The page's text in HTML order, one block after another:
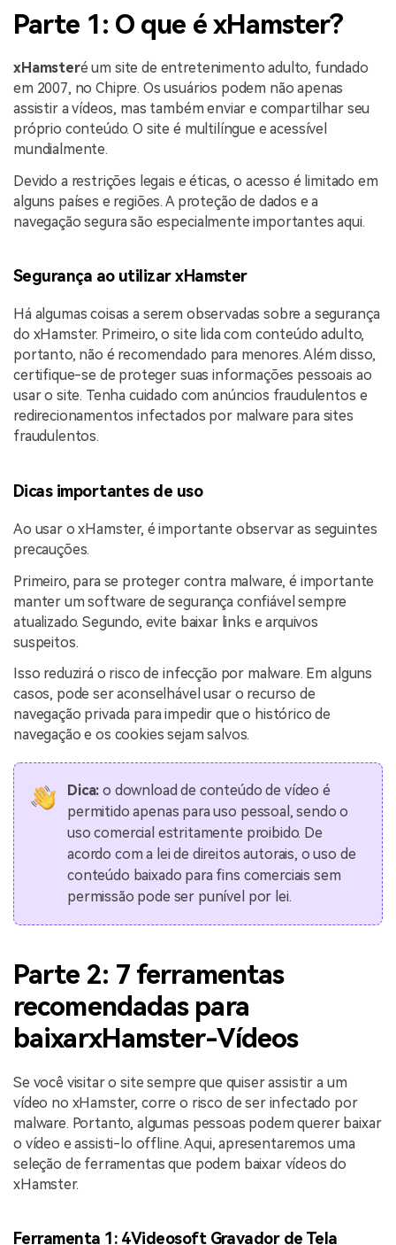
Parte 1: O que é xHamster?
xHamsteré um site de entretenimento adulto, fundado
em 2007, no Chipre. Os usuários podem não apenas
assistir a vídeos, mas também enviar e compartilhar seu
próprio conteúdo. O site é multilíngue e acessível
mundialmente.
Devido a restrições legais e éticas, o acesso é limitado em
alguns países e regiões. A proteção de dados e a
navegação segura são especialmente importantes aqui.
Segurança ao utilizarxHamster
Há algumas coisas a serem observadas sobre a segurança
do xHamster. Primeiro, o site lida com conteúdo adulto,
portanto, não é recomendado para menores. Além disso,
certifique-se de proteger suas informações pessoais ao
usar o site. Tenha cuidado com anúncios fraudulentos e
redirecionamentos infectados por malware para sites
fraudulentos.
Dicas importantes de uso
Ao usar o xHamster, é importante observar as seguintes
precauções.
Primeiro, para se proteger contra malware, é importante
manter um software de segurança confiável sempre
atualizado. Segundo, evite baixar links e arquivos
suspeitos.
Isso reduzirá o risco de infecção por malware. Em alguns
casos, pode ser aconselhável usar o recurso de
navegação privada para impedir que o histórico de
navegação e os cookies sejam salvos.
Dica: o download de conteúdo de vídeo é
permitido apenas para uso pessoal, sendo o
uso comercial estritamente proibido. De
acordo com a lei de direitos autorais, o uso de
conteúdo baixado para fins comerciais sem
permissão pode ser punível por lei.
Parte 2: 7 ferramentas
recomendadas para
baixarxHamster-Vídeos
Se você visitar o site sempre que quiser assistir a um
vídeo no xHamster, corre o risco de ser infectado por
malware. Portanto, algumas pessoas podem querer baixar
o vídeo e assisti-lo offline. Aqui, apresentaremos uma
seleção de ferramentas que podem baixar vídeos do
xHamster.
Ferramenta 1: 4Videosoft Gravador de Tela